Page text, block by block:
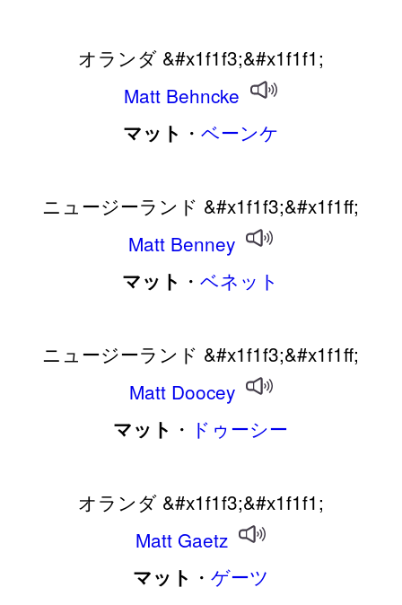
オランダ &#x1f1f3;&#x1f1f1;
Matt Behncke
マット ・ ベーンケ
ニュージーランド &#x1f1f3;&#x1f1ff;
Matt Benney
マット ・ベネット
ニュージーランド &#x1f1f3;&#x1f1ff;
Matt Doocey
マット ・ ドゥーシー
オランダ &#x1f1f3;&#x1f1f1;
Matt Gaetz
マット ・ ゲーツ